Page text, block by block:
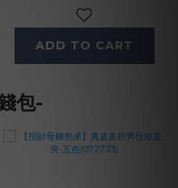
ADD TO CART
包-